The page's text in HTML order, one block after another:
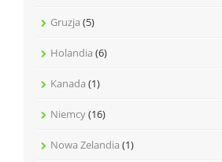
Gruzja (5)
Holandia (6)
Kanada (1)
Niemcy(16)
Nowa Zelandia (1)